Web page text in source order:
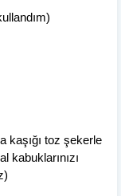
kaşığı toz şekerle
kabuklarınızı